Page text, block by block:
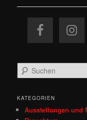
u
h
KATEGORIEN
Ausstellungen und